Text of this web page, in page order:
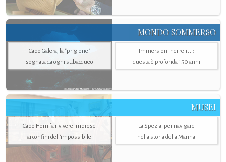
MONDO SOMMERSO
Capo Galera, la "prigione"
sognata da ogni subacqueo
Immersioni nei relitti:
questa è profonda 150 anni
MUSEI
Capo Horn fa rivivere imprese
ai confini dell’impossibile
La Spezia. per navigare
nella storia della Marina